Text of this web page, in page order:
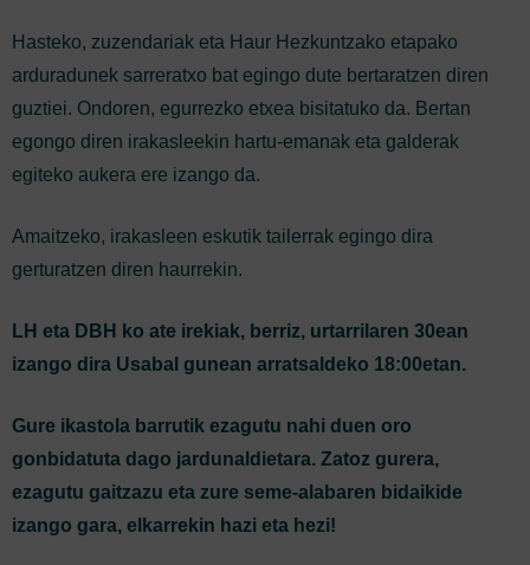
Hasteko, zuzendariak eta Haur Hezkuntzako etapako
arduradunek sarreratxo bat egingo dute bertaratzen diren
guztiei. Ondoren, egurrezko etxea bisitatuko da. Bertan
egongo diren irakasleekin hartu-emanak eta galderak
egiteko aukera ere izango da.
Amaitzeko, irakasleen eskutik tailerrak egingo dira
gerturatzen diren haurrekin.
LH eta DBH ko ate irekiak, berriz, urtarrilaren 30ean
izango dira Usabal gunean arratsaldeko 18:00etan.
Gure ikastola barrutik ezagutu nahi duen oro
gonbidatuta dago jardunaldietara. Zatoz gurera,
ezagutu gaitzazu eta zure seme-alabaren bidaikide
izango gara, elkarrekin hazi eta hezi!